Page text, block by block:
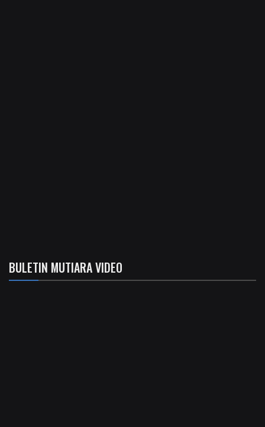
BULETIN MUTIARA VIDEO